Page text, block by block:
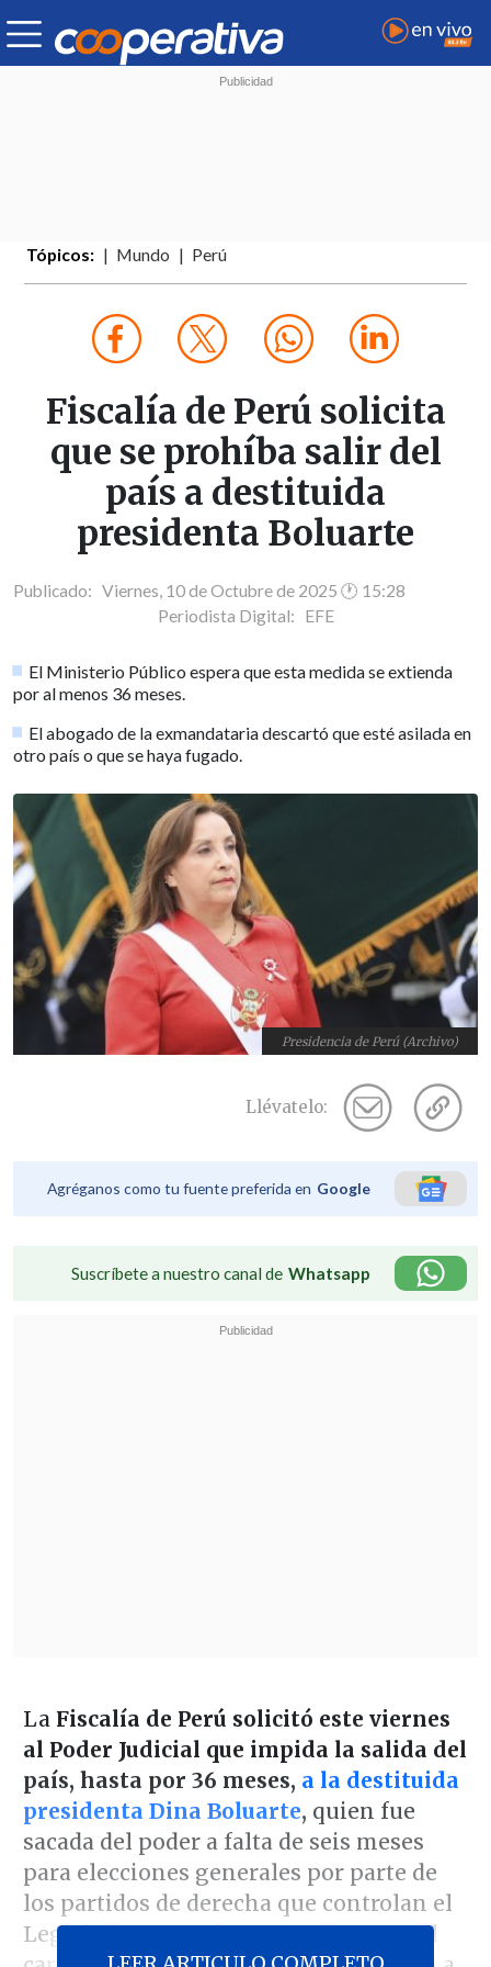
Tópicos: Mundo Perú
Fiscalía de Perú solicita
que se prohíba salir del
país a destituida
presidenta Boluarte
Publicado: Viernes, 10 de Octubre de 2025 🕐 15:28
Periodista Digital: EFE
El Ministerio Público espera que esta medida se extienda
por al menos 36 meses.
El abogado de la exmandataria descartó que esté asilada en
otro país o que se haya fugado.
Presidencia de Perú (Archivo)
Llévatelo:
Agréganos como tu fuente preferida en Google
Suscríbete a nuestro canal de Whatsapp
La Fiscalía de Perú solicitó este viernes
al Poder Judicial que impida la salida del
país, hasta por 36 meses, a la destituida
presidenta Dina Boluarte, quien fue
sacada del poder a falta de seis meses
para elecciones generales por parte de
los partidos de derecha que controlan el
Legislativo y que la mantuvieron en el